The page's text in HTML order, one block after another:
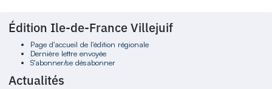
Édition Ile-de-France Villejuif
Page d'accueil de l'édition régionale
Dernière lettre envoyée
S'abonner/se désabonner
Actualités